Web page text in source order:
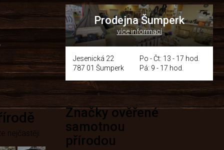
Prodejna Šumperk
více informací
Jesenická 22
787 01 Šumperk
Po - Čt: 13 - 17 hod.
Pá: 9 - 17 hod.
nejčastěji
Značky ověřené
samotnou
přírodou